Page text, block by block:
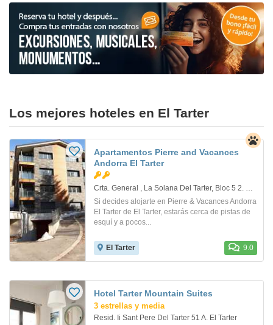
Los mejores hoteles en El Tarter
Apartamentos Pierre and Vacances
Andorra El Tarter
Crta. General , La Solana Del Tarter, Bloc 5 2. El Tarter
Si decides alojarte en Pierre & Vacances Andorra
El Tarter de El Tarter, estarás cerca de pistas de
esquí y a pocos...
El Tarter 9.0
Hotel Tarter Mountain Suites
3 estrellas y media
Resid. Ii Sant Pere Del Tarter 51 A. El Tarter